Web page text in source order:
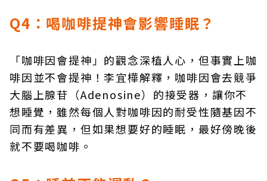
Q4：喝咖啡提神會影響睡眠？
「咖啡因會提神」的觀念深植人心，但事實上咖
啡因並不會提神！李宜樺解釋，咖啡因會去競爭
大腦上腺苷（Adenosine）的接受器，讓你不
想睡覺，雖然每個人對咖啡因的耐受性隨基因不
同而有差異，但如果想要好的睡眠，最好傍晚後
就不要喝咖啡。